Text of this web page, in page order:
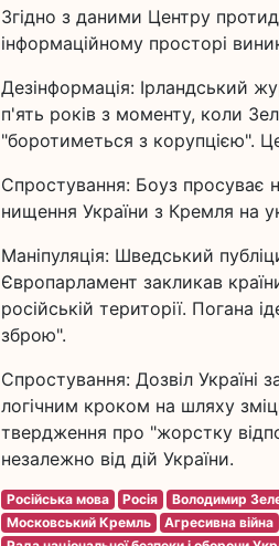
Згідно з даними Центру
інформаційному просторі
Дезінформація: Ірландський
п'ять років з моменту, коли
"боротиметься з корупцією".
Спростування: Боуз просуває
нищення України з Кремля на
Маніпуляція: Шведський
Європарламент закликав
російській території. Погана
зброю".
Спростування: Дозвіл Україні
логічним кроком на шляху
твердження про "жорстку
незалежно від дій України.
Російська мова Росія Володимир
Московський Кремль
Агресивна війна